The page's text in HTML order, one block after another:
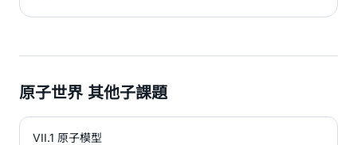
原子世界 其他子課題
VII.1 原子模型